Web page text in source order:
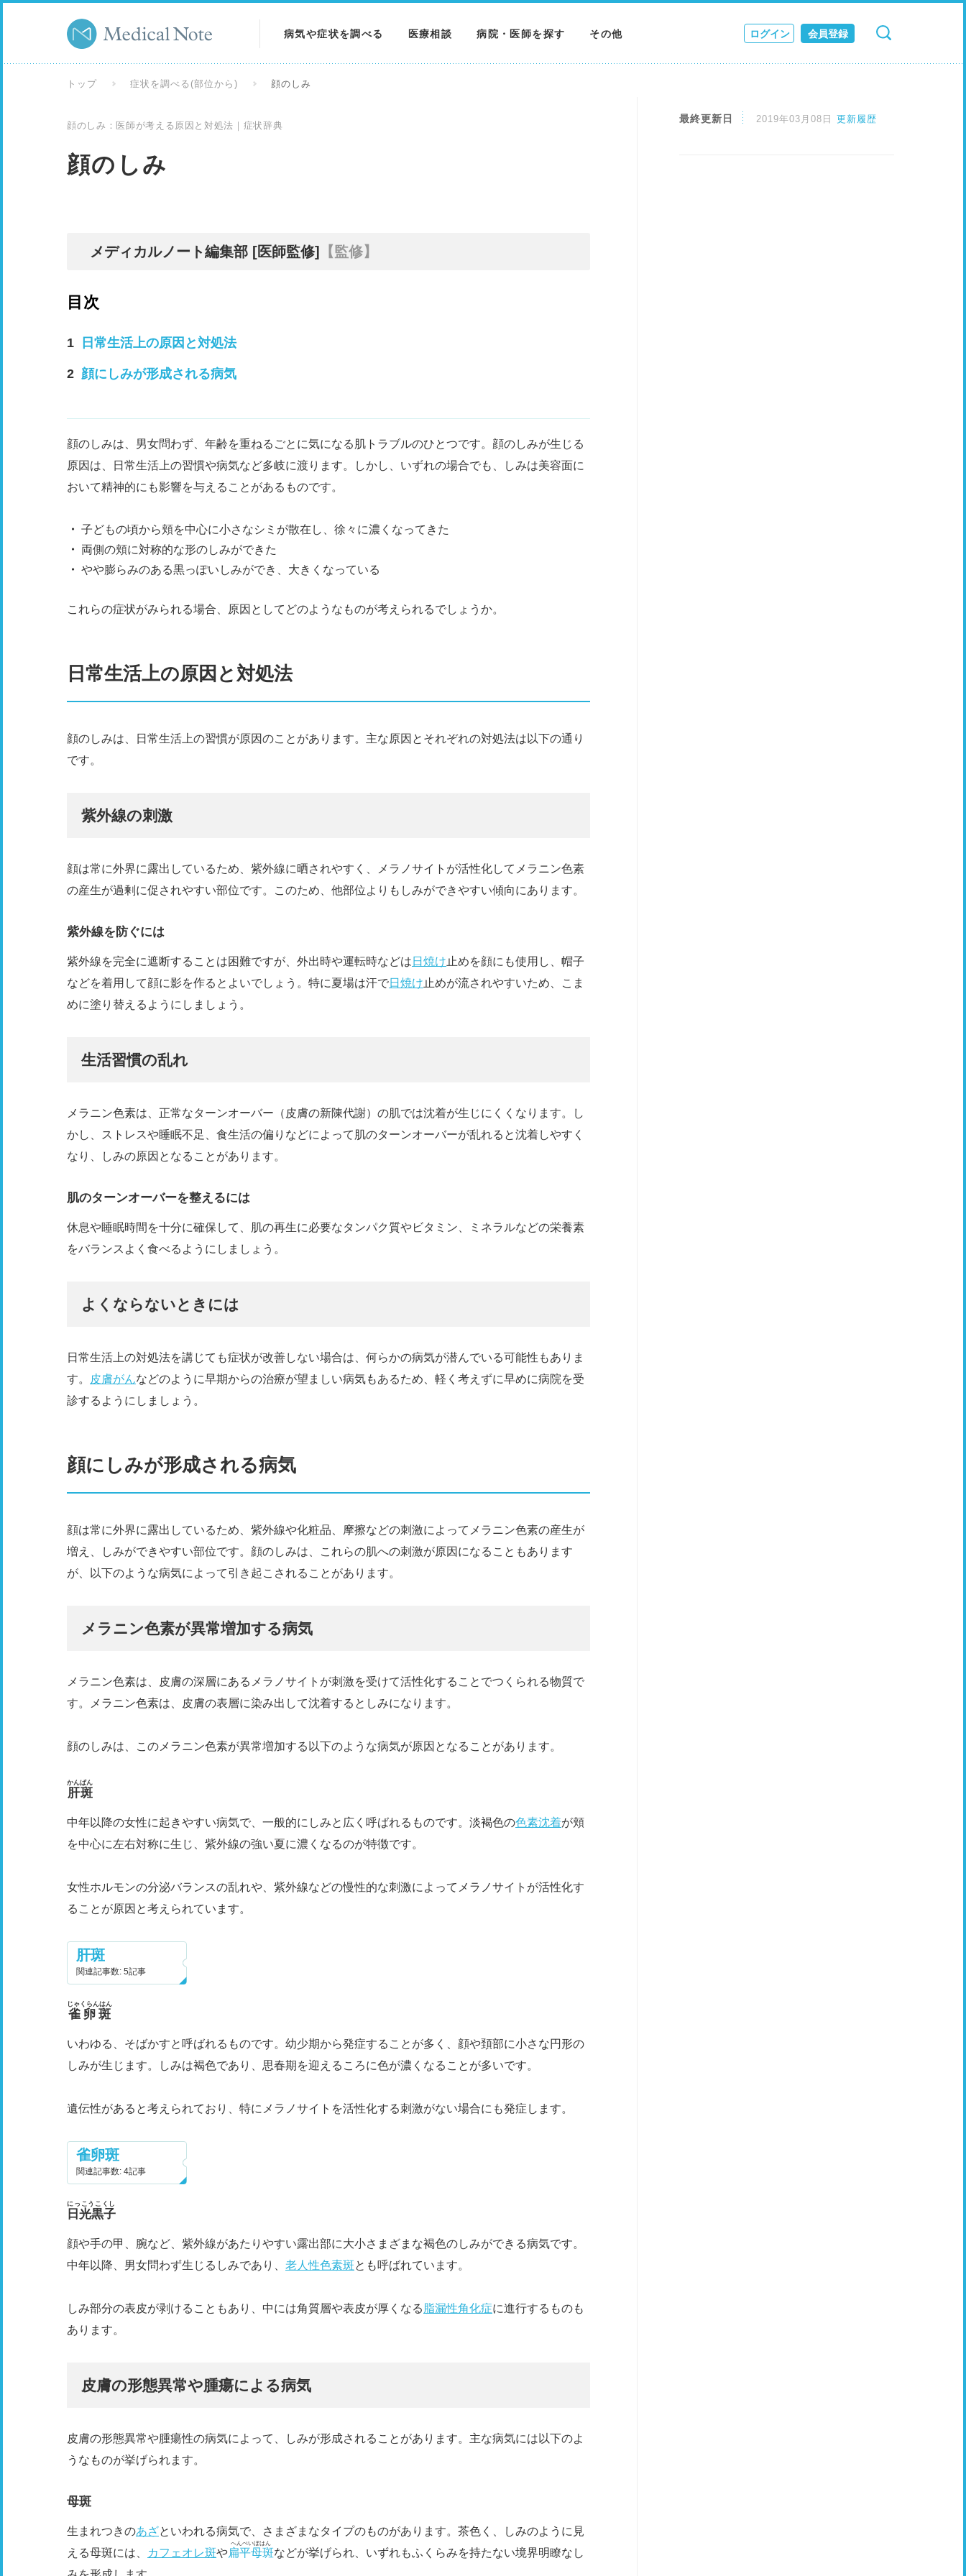
病気や症状を調べる 医療相談 病院・医師を探す その他 ログイン 会員登録
検索 キャンセル
トップ 症状を調べる(部位から) 顔のしみ
顔のしみ：医師が考える原因と対処法｜症状辞典
顔のしみ
メディカルノート編集部 [医師監修] 【監修】
目次
日常生活上の原因と対処法
顔にしみが形成される病気
顔のしみは、男女問わず、年齢を重ねるごとに気になる肌トラブルのひとつです。顔のしみが生じる
原因は、日常生活上の習慣や病気など多岐に渡ります。しかし、いずれの場合でも、しみは美容面に
おいて精神的にも影響を与えることがあるものです。
子どもの頃から頬を中心に小さなシミが散在し、徐々に濃くなってきた
両側の頬に対称的な形のしみができた
やや膨らみのある黒っぽいしみができ、大きくなっている
これらの症状がみられる場合、原因としてどのようなものが考えられるでしょうか。
日常生活上の原因と対処法
顔のしみは、日常生活上の習慣が原因のことがあります。主な原因とそれぞれの対処法は以下の通り
です。
紫外線の刺激
顔は常に外界に露出しているため、紫外線に晒されやすく、メラノサイトが活性化してメラニン色素
の産生が過剰に促されやすい部位です。このため、他部位よりもしみができやすい傾向にあります。
紫外線を防ぐには
紫外線を完全に遮断することは困難ですが、外出時や運転時などは 日焼け 止めを顔にも使用し、帽子
などを着用して顔に影を作るとよいでしょう。特に夏場は汗で日焼け 止めが流されやすいため、こま
めに塗り替えるようにしましょう。
生活習慣の乱れ
メラニン色素は、正常なターンオーバー（皮膚の新陳代謝）の肌では沈着が生じにくくなります。し
かし、ストレスや睡眠不足、食生活の偏りなどによって肌のターンオーバーが乱れると沈着しやすく
なり、しみの原因となることがあります。
肌のターンオーバーを整えるには
休息や睡眠時間を十分に確保して、肌の再生に必要なタンパク質やビタミン、ミネラルなどの栄養素
をバランスよく食べるようにしましょう。
よくならないときには
日常生活上の対処法を講じても症状が改善しない場合は、何らかの病気が潜んでいる可能性もありま
す。
皮膚がんなどのように早期からの治療が望ましい病気もあるため、軽く考えずに早めに病院を受
診するようにしましょう。
顔にしみが形成される病気
顔は常に外界に露出しているため、紫外線や化粧品、摩擦などの刺激によってメラニン色素の産生が
増え、しみができやすい部位です。顔のしみは、これらの肌への刺激が原因になることもあります
が、以下のような病気によって引き起こされることがあります。
メラニン色素が異常増加する病気
メラニン色素は、皮膚の深層にあるメラノサイトが刺激を受けて活性化することでつくられる物質で
す。メラニン色素は、皮膚の表層に染み出して沈着するとしみになります。
顔のしみは、このメラニン色素が異常増加する以下のような病気が原因となることがあります。
肝斑
かんぱん
中年以降の女性に起きやすい病気で、一般的にしみと広く呼ばれるものです。淡褐色の色素沈着が頬
を中心に左右対称に生じ、紫外線の強い夏に濃くなるのが特徴です。
女性ホルモンの分泌バランスの乱れや、紫外線などの慢性的な刺激によってメラノサイトが活性化す
ることが原因と考えられています。
肝斑
関連記事数: 5記事
雀卵斑
じゃくらんはん
いわゆる、そばかすと呼ばれるものです。幼少期から発症することが多く、顔や頚部に小さな円形の
しみが生じます。しみは褐色であり、思春期を迎えるころに色が濃くなることが多いです。
遺伝性があると考えられており、特にメラノサイトを活性化する刺激がない場合にも発症します。
雀卵斑
関連記事数: 4記事
日光黒子
にっこうこくし
顔や手の甲、腕など、紫外線があたりやすい露出部に大小さまざまな褐色のしみができる病気です。
中年以降、男女問わず生じるしみであり、 老人性色素斑とも呼ばれています。
しみ部分の表皮が剥けることもあり、中には角質層や表皮が厚くなる 脂漏性角化症に進行するものも
あります。
皮膚の形態異常や腫瘍による病気
皮膚の形態異常や腫瘍性の病気によって、しみが形成されることがあります。主な病気には以下のよ
うなものが挙げられます。
母斑
生まれつきのあざといわれる病気で、さまざまなタイプのものがあります。茶色く、しみのように見
える母斑には、
カフェオレ斑や扁平母斑
へんぺいぼはん
などが挙げられ、いずれもふくらみを持たない境界明瞭なし
最終更新日 2019年03月08日 更新履歴